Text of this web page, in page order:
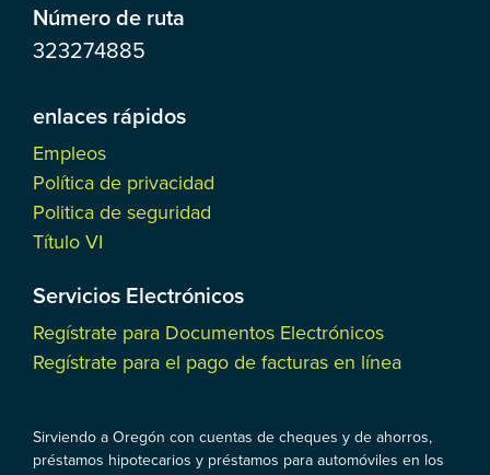
Número de ruta
323274885
enlaces rápidos
Empleos
Política de privacidad
Politica de seguridad
Título VI
Servicios Electrónicos
Regístrate para Documentos Electrónicos
Regístrate para el pago de facturas en línea
Sirviendo a Oregón con cuentas de cheques y de ahorros,
préstamos hipotecarios y préstamos para automóviles en los